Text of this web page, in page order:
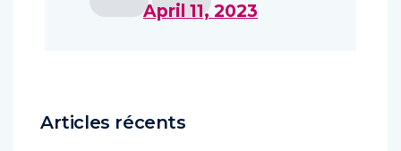
April 11, 2023
Articles récents